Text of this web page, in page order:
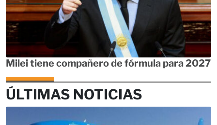
Milei tiene compañero de fórmula para 2027
ÚLTIMAS NOTICIAS